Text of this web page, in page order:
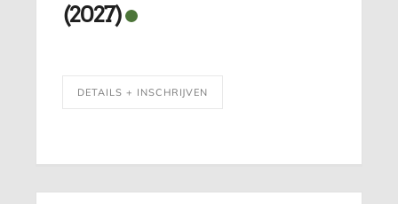
(2027)
DETAILS + INSCHRIJVEN